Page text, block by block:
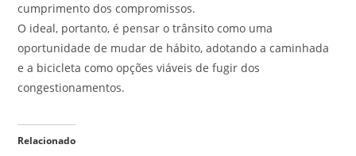
cumprimento dos compromissos.
O ideal, portanto, é pensar o trânsito como uma
oportunidade de mudar de hábito, adotando a caminhada
e a bicicleta como opções viáveis de fugir dos
congestionamentos.
Relacionado